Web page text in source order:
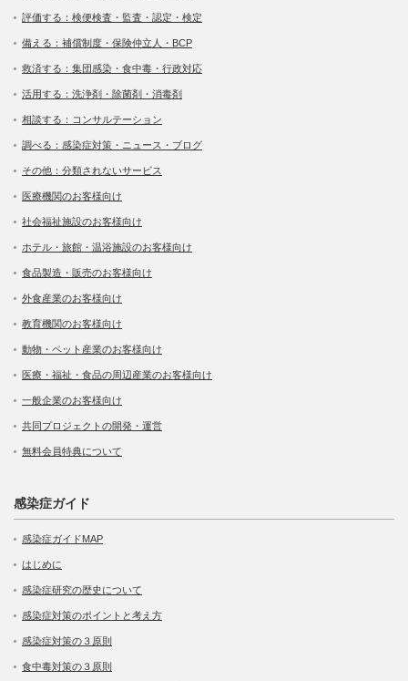
評価する：検便検査・監査・認定・検定
備える：補償制度・保険仲立人・BCP
救済する：集団感染・食中毒・行政対応
活用する：洗浄剤・除菌剤・消毒剤
相談する：コンサルテーション
調べる：感染症対策・ニュース・ブログ
その他：分類されないサービス
医療機関のお客様向け
社会福祉施設のお客様向け
ホテル・旅館・温浴施設のお客様向け
食品製造・販売のお客様向け
外食産業のお客様向け
教育機関のお客様向け
動物・ペット産業のお客様向け
医療・福祉・食品の周辺産業のお客様向け
一般企業のお客様向け
共同プロジェクトの開発・運営
無料会員特典について
感染症ガイド
感染症ガイドMAP
はじめに
感染症研究の歴史について
感染症対策のポイントと考え方
感染症対策の３原則
食中毒対策の３原則